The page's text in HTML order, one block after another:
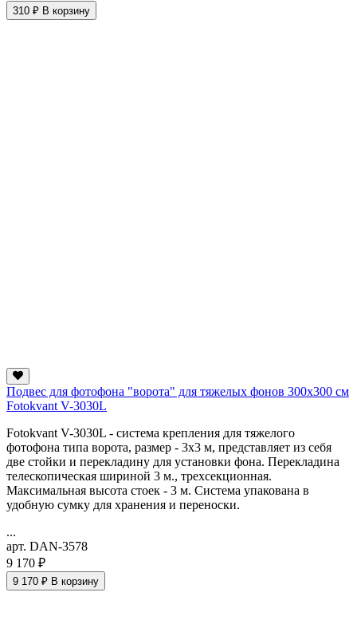
310 ₽ В корзину
Подвес для фотофона "ворота" для тяжелых фонов 300х300 см
Fotokvant V-3030L
Fotokvant V-3030L - система крепления для тяжелого
фотофона типа ворота, размер - 3х3 м, представляет из себя
две стойки и перекладину для установки фона. Перекладина
телескопическая шириной 3 м., трехсекционная.
Максимальная высота стоек - 3 м. Система упакована в
удобную сумку для хранения и переноски.
...
арт. DAN-3578
9 170 ₽
9 170 ₽ В корзину